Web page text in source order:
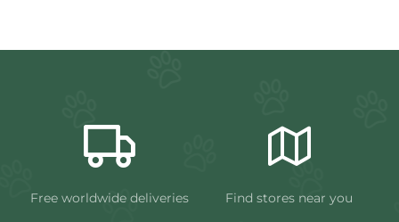
Free worldwide deliveries Find stores near you